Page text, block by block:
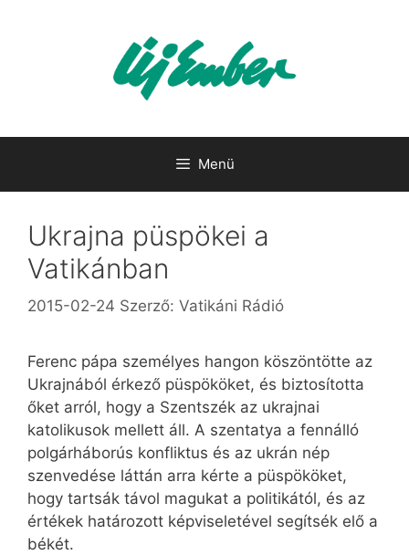
Menü
Ukrajna püspökei a
Vatikánban
2015-02-24 Szerző: Vatikáni Rádió
Ferenc pápa személyes hangon köszöntötte az
Ukrajnából érkező püspököket, és biztosította
őket arról, hogy a Szentszék az ukrajnai
katolikusok mellett áll. A szentatya a fennálló
polgárháborús konfliktus és az ukrán nép
szenvedése láttán arra kérte a püspököket,
hogy tartsák távol magukat a politikától, és az
értékek határozott képviseletével segítsék elő a
békét.